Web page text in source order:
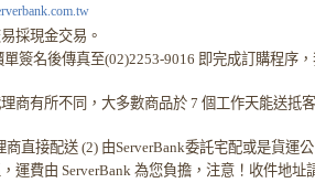
採現金交易。
簽名後傳真至(02)2253-9016 即完成訂購程序
商有所不同，大多數商品於 7 個工作天能送抵
直接配送 (2) 由ServerBank委託宅配或是貨運
運費由 ServerBank 為您負擔，注意！收件地址